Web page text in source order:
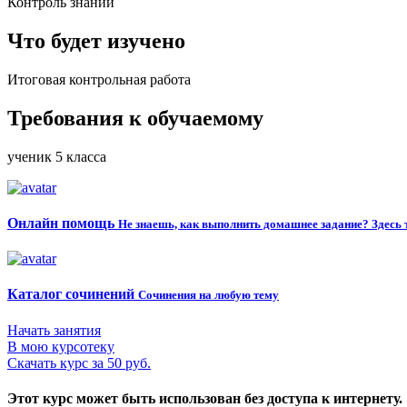
Что будет изучено
Итоговая контрольная работа
Требования к обучаемому
ученик 5 класса
Онлайн помощь Не знаешь, как выполнить домашнее задание? Здесь
Каталог сочинений Сочинения на любую тему
Начать занятия
В мою курсотеку
Скачать курс за 50 руб.
Этот курс может быть использован без доступа к интернету.